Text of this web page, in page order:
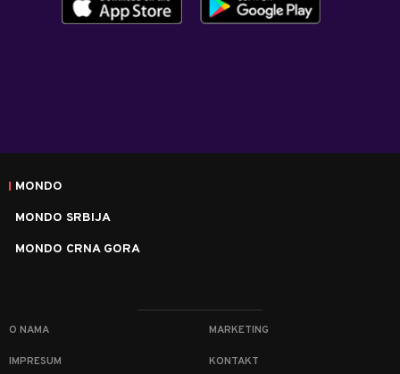
MONDO
MONDO SRBIJA
MONDO CRNA GORA
O NAMA MARKETING
IMPRESUM KONTAKT